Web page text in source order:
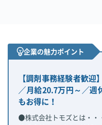
企業の魅力ポイント
【調剤事務経験者歓迎
／月給20.7万円～／週
もお得に！
●株式会社トモズとは・・